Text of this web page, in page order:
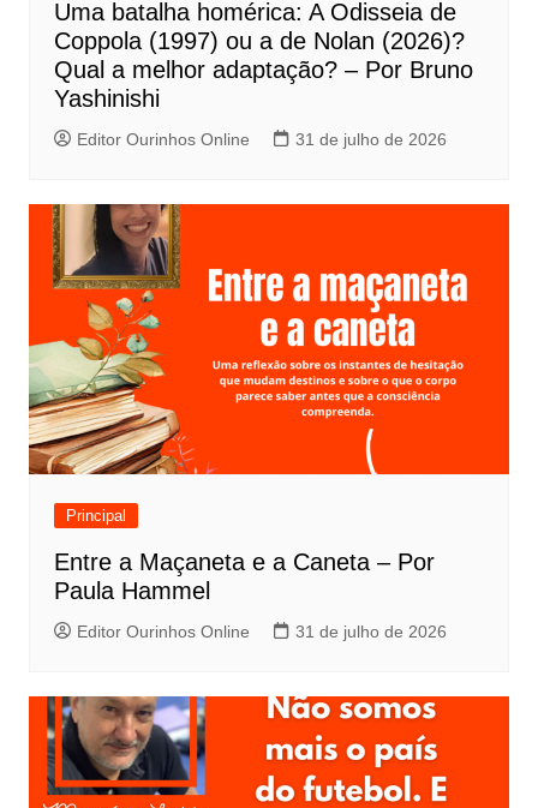
Uma batalha homérica: A Odisseia de
Coppola (1997) ou a de Nolan (2026)?
Qual a melhor adaptação? – Por Bruno
Yashinishi
Editor Ourinhos Online 31 de julho de 2026
Principal
Entre a Maçaneta e a Caneta – Por
Paula Hammel
Editor Ourinhos Online 31 de julho de 2026